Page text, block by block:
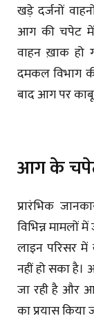
खड़े दर्जनों
आग की चपेट में
वाहन ख़ाक हो
दमकल विभाग
बाद आग पर काबू
आग के
प्रारंभिक
विभिन्न मामलों
लाइन परिसर
नहीं हो सका है।
जा रही है और
का प्रयास किया